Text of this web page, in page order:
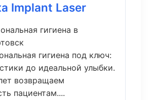
Implant Laser
гигиена в
гигиена под ключ:
до идеальной улыбки.
возвращаем
пациентам....